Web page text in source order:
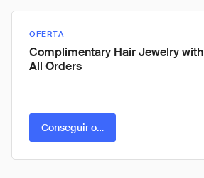
OFERTA
Complimentary Hair Jewelry with
All Orders
Conseguir oferta